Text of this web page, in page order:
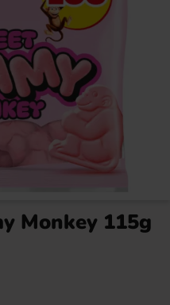
Monkey 115g